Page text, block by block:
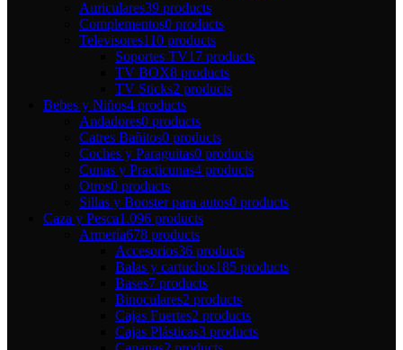
Auriculares39 products
Complementos0 products
Televisores110 products
Soportes TV17 products
TV BOX8 products
TV Sticks2 products
Bebes y Niños4 products
Andadores0 products
Catres Bañitos0 products
Coches y Paraguitas0 products
Cunas y Practicunas4 products
Otros0 products
Sillas y Booster para autos0 products
Caza y Pesca1.096 products
Armería678 products
Accesorios36 products
Balas y cartuchos185 products
Bases7 products
Binoculares2 products
Cajas Fuertes2 products
Cajas Plásticas3 products